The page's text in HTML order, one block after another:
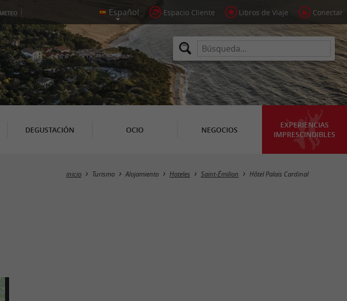
METEO Espacio Cliente Libros de Viaje Conectar
DEGUSTACIÓN OCIO NEGOCIOS
EXPERIENCIAS
IMPRESCINDIBLES
inicio Turismo Alojamiento Hoteles Saint-Émilion Hôtel Palais Cardinal